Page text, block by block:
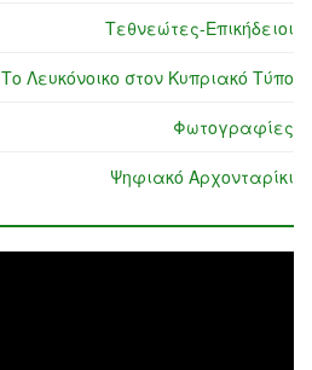
Τεθνεώτες-Επικήδειοι
Το Λευκόνοικο στον Κυπριακό Τύπο
Φωτογραφίες
Ψηφιακό Αρχονταρίκι